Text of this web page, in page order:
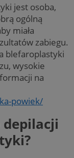
jest osoba,
ogólną
miała
zabiegu.
blefaroplastyki
wysokie
na
powiek/
depilacji